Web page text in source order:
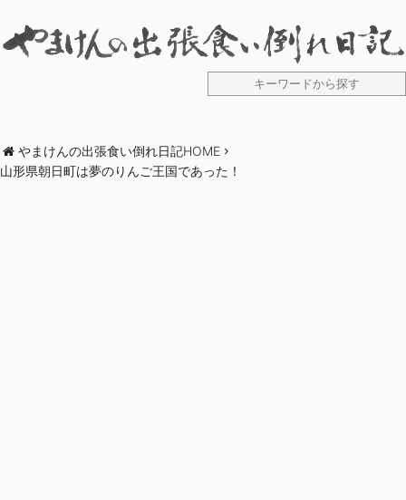
やまけんの出張食い倒れ日記HOME
山形県朝日町は夢のりんご王国であった！